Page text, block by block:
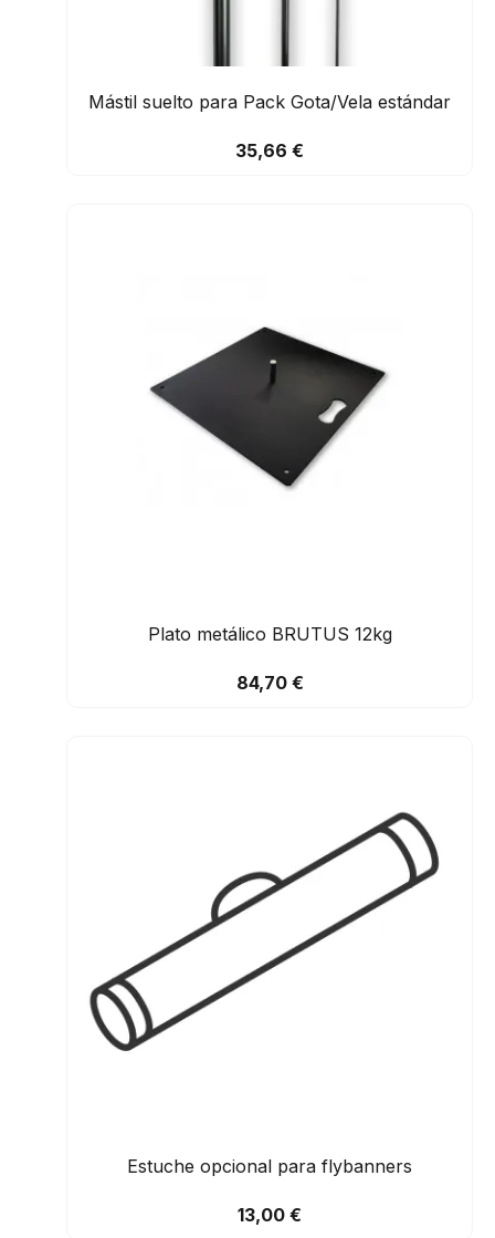
Mástil suelto para Pack Gota/Vela estándar
35,66 €
Plato metálico BRUTUS 12kg
84,70 €
Estuche opcional para flybanners
13,00 €